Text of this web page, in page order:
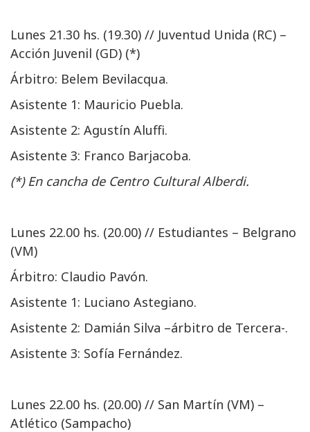
Lunes 21.30 hs. (19.30) // Juventud Unida (RC) –
Acción Juvenil (GD) (*)
Árbitro: Belem Bevilacqua.
Asistente 1: Mauricio Puebla.
Asistente 2: Agustín Aluffi.
Asistente 3: Franco Barjacoba.
(*) En cancha de Centro Cultural Alberdi.
Lunes 22.00 hs. (20.00) // Estudiantes – Belgrano
(VM)
Árbitro: Claudio Pavón.
Asistente 1: Luciano Astegiano.
Asistente 2: Damián Silva –árbitro de Tercera-.
Asistente 3: Sofía Fernández.
Lunes 22.00 hs. (20.00) // San Martín (VM) –
Atlético (Sampacho)